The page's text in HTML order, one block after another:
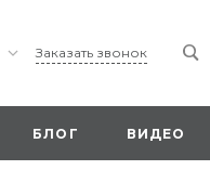
Заказать звонок
БЛОГ ВИДЕО